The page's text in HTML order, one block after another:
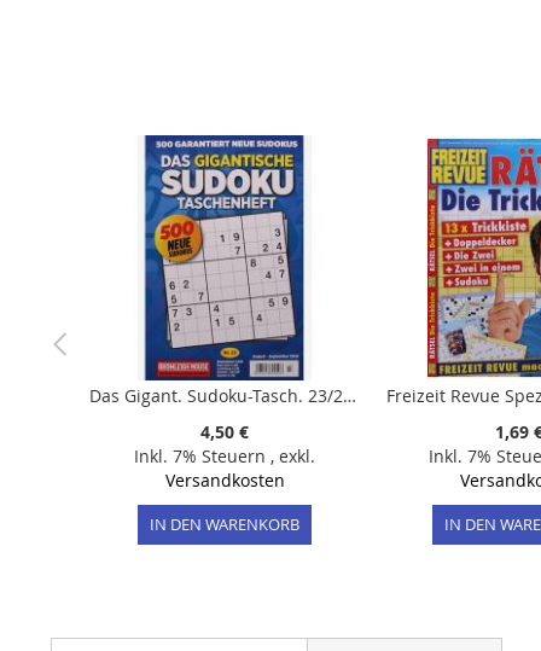
Das Gigant. Sudoku-Tasch. 23/2026
4,50 €
Inkl. 7% Steuern , exkl.
Versandkosten
IN DEN WARENKORB
Freizeit Revue
1,69
Inkl. 7%
IN DEN